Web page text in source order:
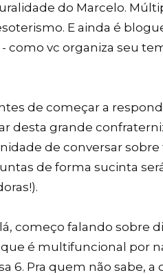
do Marcelo.
E ainda é
como vc organiza seu
de começar a
desta grande
de conversar
de forma sucinta
começo falando sobre
é multifuncional por
6. Pra quem não sabe,